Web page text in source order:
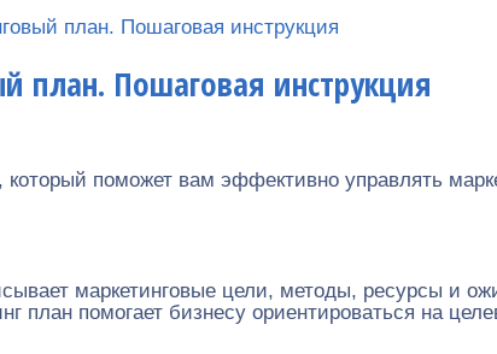
план. Пошаговая инструкция
план. Пошаговая инструкция
который поможет вам эффективно управлять
маркетинговые цели, методы, ресурсы и
план помогает бизнесу ориентироваться на